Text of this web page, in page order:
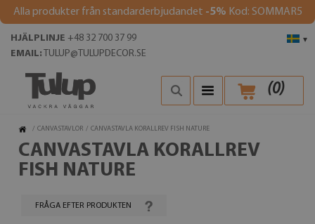
Alla produkter från standarderbjudandet -5% Kod: SOMMAR5
▾
HJÄLPLINJE +48 32 700 37 99
EMAIL: TULUP@TULUPDECOR.SE
(0)
/ CANVASTAVLOR / CANVASTAVLA KORALLREV FISH NATURE
CANVASTAVLA KORALLREV
FISH NATURE
FRÅGA EFTER PRODUKTEN